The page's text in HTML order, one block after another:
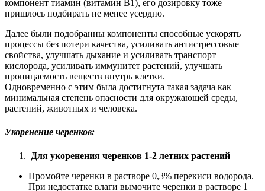
компонент тиамин (витамин B1), его дозировку тоже
пришлось подбирать не менее усердно.
Далее были подобранны компоненты способные ускорять
процессы без потери качества, усиливать антистрессовые
свойства, улучшать дыхание и усиливать транспорт
кислорода, усиливать иммунитет растений, улучшать
проницаемость веществ внутрь клетки.
Одновременно с этим была достигнута такая задача как
минимальная степень опасности для окружающей среды,
растений, животных и человека.
Укоренение черенков:
Для укоренения черенков 1-2 летних растений
Промойте черенки в растворе 0,3% перекиси водорода.
При недостатке влаги вымочите черенки в растворе 1